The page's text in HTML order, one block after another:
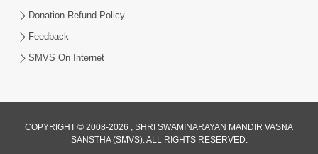
1:00
Donation Refund Policy
Feedback
SMVS On Internet
COPYRIGHT © 2008-2026 , SHRI SWAMINARAYAN MANDIR VASNA
SANSTHA (SMVS). ALL RIGHTS RESERVED.